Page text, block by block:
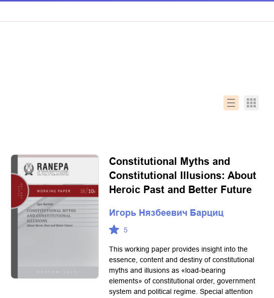
Constitutional Myths and
Constitutional Illusions: About
Heroic Past and Better Future
Игорь Нязбеевич Барциц
5
This working paper provides insight into the
essence, content and destiny of constitutional
myths and illusions as «load-bearing
elements» of constitutional order, government
system and political regime. Special attention